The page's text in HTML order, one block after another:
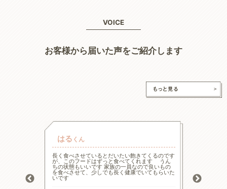
VOICE
お客様から届いた声をご紹介します
はる くん
長く食べさせているとだいたい飽きてくるのです
が、このフードはずっと食べてくれます うん
ちの状態もいいです 家族の一員なので良いもの
を食べさせて、少しでも長く健康でいてもらいた
いです